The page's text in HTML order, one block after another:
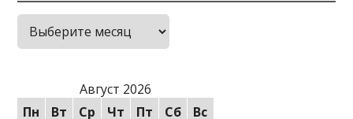
Архивы
Август 2026
Пн
Вт Ср Чт Пт Сб Вс